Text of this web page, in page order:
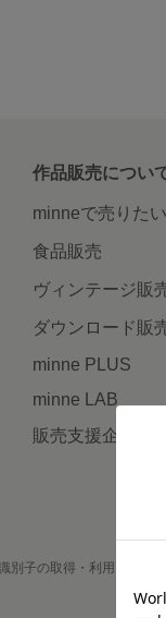
作品販売につい
minneで売りたい
食品販売
ヴィンテージ販
ダウンロード販
minne PLUS
minne LAB
販売支援企画・
別子の取得・利用 プラ